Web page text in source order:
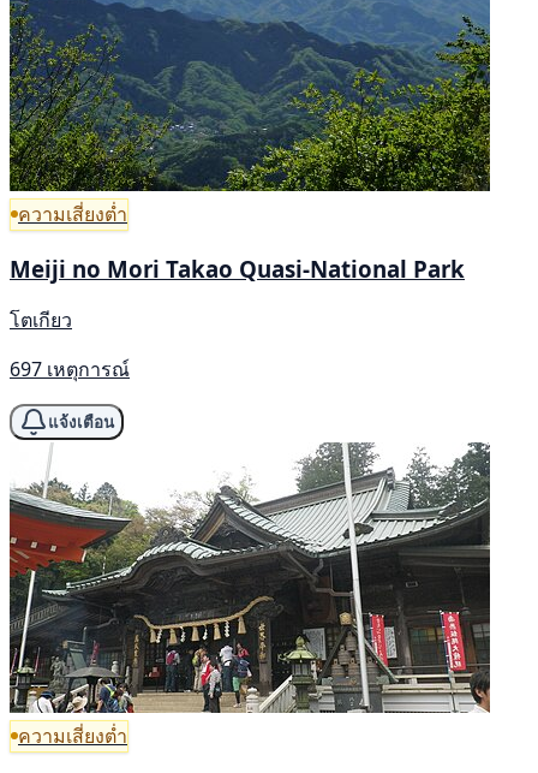
ความเสี่ยงต่ำ
Meiji no Mori Takao Quasi-National Park
โตเกียว
697 เหตุการณ์
แจ้งเตือน
ความเสี่ยงต่ำ